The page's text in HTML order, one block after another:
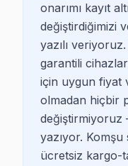
Beşiktaş'ta
Beşiktaş LG TV
LG TV sahipleri,
Beşiktaş Sony
Sony TV
onarımı kayıt
değiştirdiğimizi
yazılı
garantili
için uygun fiyat
olmadan hiçbir
değiştirmiyoruz
yazıyor. Komşu
ücretsiz kargo-